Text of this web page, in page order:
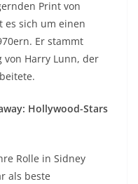
Print von
es sich um einen
Er stammt
Harry Lunn, der
Hollywood-Stars
Rolle in Sidney
als beste